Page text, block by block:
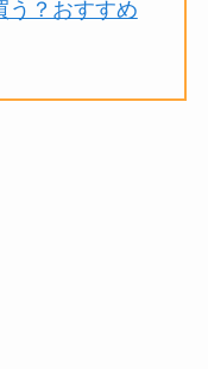
う？おすすめ